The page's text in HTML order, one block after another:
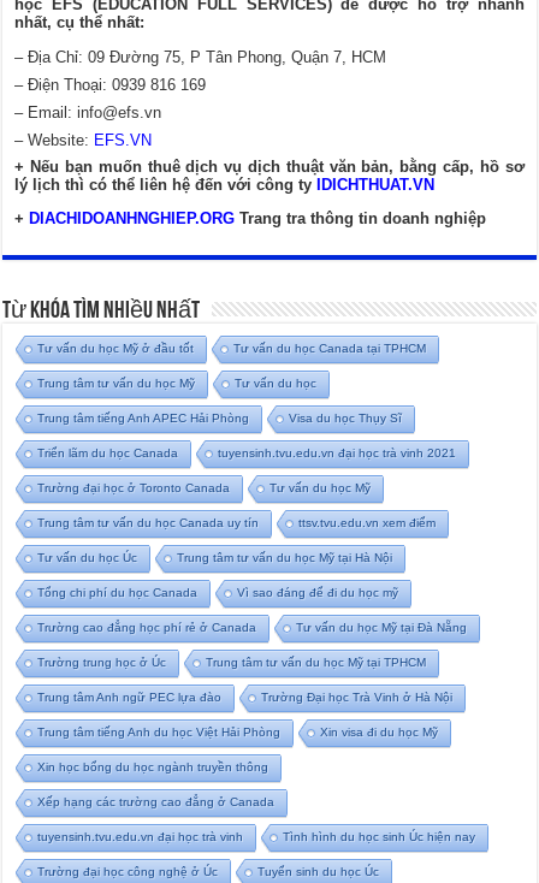
học EFS (EDUCATION FULL SERVICES) để được hỗ trợ nhanh
nhất, cụ thể nhất:
– Địa Chỉ: 09 Đường 75, P Tân Phong, Quận 7, HCM
– Điện Thoại: 0939 816 169
– Email:info@efs.vn
– Website: EFS.VN
+ Nếu bạn muốn thuê dịch vụ dịch thuật văn bản, bằng cấp, hồ sơ
lý lịch thì có thể liên hệ đến với công ty
IDICHTHUAT.VN
+ DIACHIDOANHNGHIEP.ORG Trang tra thông tin doanh nghiệp
Từ Khóa Tìm Nhiều Nhất
Tư vấn du học Mỹ ở đầu tốt Tư vấn du học Canada tại TPHCM
Trung tâm tư vấn du học Mỹ Tư vấn du học
Trung tâm tiếng Anh APEC Hải Phòng Visa du học Thụy Sĩ
Triển lãm du học Canada tuyensinh.tvu.edu.vn đại học trà vinh 2021
Trường đại học ở Toronto Canada Tư vấn du học Mỹ
Trung tâm tư vấn du học Canada uy tín ttsv.tvu.edu.vn xem điểm
Tư vấn du học Úc Trung tâm tư vấn du học Mỹ tại Hà Nội
Tổng chi phí du học Canada Vì sao đáng để đi du học mỹ
Trường cao đẳng học phí rẻ ở Canada Tư vấn du học Mỹ tại Đà Nẵng
Trường trung học ở Úc Trung tâm tư vấn du học Mỹ tại TPHCM
Trung tâm Anh ngữ PEC lựa đào Trường Đại học Trà Vinh ở Hà Nội
Trung tâm tiếng Anh du học Việt Hải Phòng Xin visa đi du học Mỹ
Xin học bổng du học ngành truyền thông
Xếp hạng các trường cao đẳng ở Canada
tuyensinh.tvu.edu.vn đại học trà vinh Tình hình du học sinh Úc hiện nay
Trường đại học công nghệ ở Úc Tuyển sinh du học Úc